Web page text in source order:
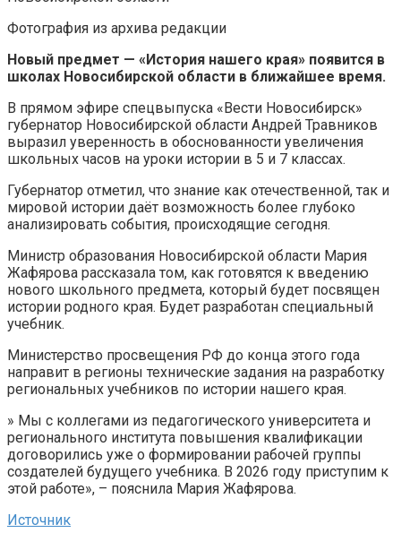
Фотография из архива редакции
Новый предмет — «История нашего края» появится в
школах Новосибирской области в ближайшее время.
В прямом эфире спецвыпуска «Вести Новосибирск»
губернатор Новосибирской области Андрей Травников
выразил уверенность в обоснованности увеличения
школьных часов на уроки истории в 5 и 7 классах.
Губернатор отметил, что знание как отечественной, так и
мировой истории даёт возможность более глубоко
анализировать события, происходящие сегодня.
Министр образования Новосибирской области Мария
Жафярова рассказала том, как готовятся к введению
нового школьного предмета, который будет посвящен
истории родного края. Будет разработан специальный
учебник.
Министерство просвещения РФ до конца этого года
направит в регионы технические задания на разработку
региональных учебников по истории нашего края.
» Мы с коллегами из педагогического университета и
регионального института повышения квалификации
договорились уже о формировании рабочей группы
создателей будущего учебника. В 2026 году приступим к
этой работе», – пояснила Мария Жафярова.
Источник